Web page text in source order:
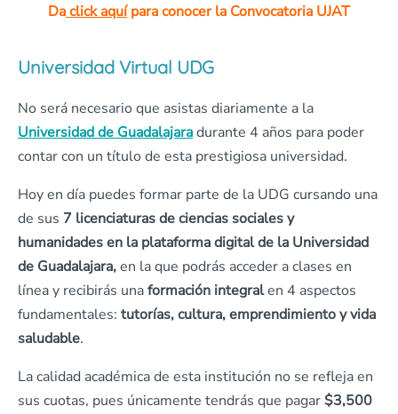
Daclick aquípara conocer la Convocatoria UJAT
Universidad Virtual UDG
No será necesario que asistas diariamente a la
Universidad de Guadalajaradurante 4 años para poder
contar con un título de esta prestigiosa universidad.
Hoy en día puedes formar parte de la UDG cursando una
de sus 7 licenciaturas de ciencias sociales y
humanidades en la plataforma digital de la Universidad
de Guadalajara,en la que podrás acceder a clases en
línea y recibirás unaformación integralen 4 aspectos
fundamentales: tutorías, cultura, emprendimiento y vida
saludable.
La calidad académica de esta institución no se refleja en
sus cuotas, pues únicamente tendrás que pagar$3,500